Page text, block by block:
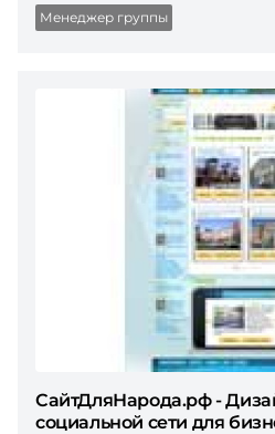
Менеджер группы
СайтДляНарода.рф -
социальной сети для